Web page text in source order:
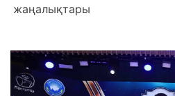
жаңалықтары